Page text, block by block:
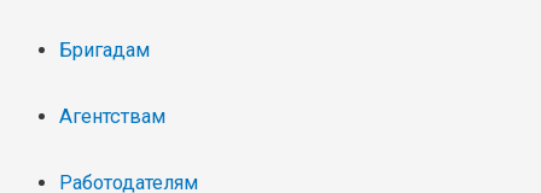
Бригадам
Агентствам
Работодателям